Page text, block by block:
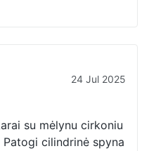
24 Jul 2025
su mėlynu cirkoniu
cilindrinė spyna